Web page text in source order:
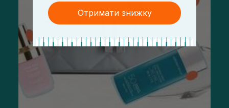
Отримати знижку